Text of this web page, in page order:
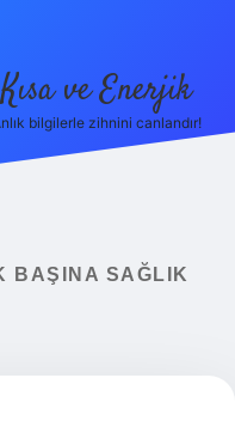
Kısa ve Enerjik
bilgilerle zihnini canlandır!
BAŞINA SAĞLIK